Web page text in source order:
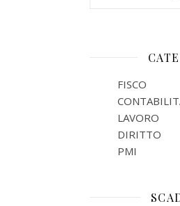
FISCO
LAVORO
DIRITTO
PMI